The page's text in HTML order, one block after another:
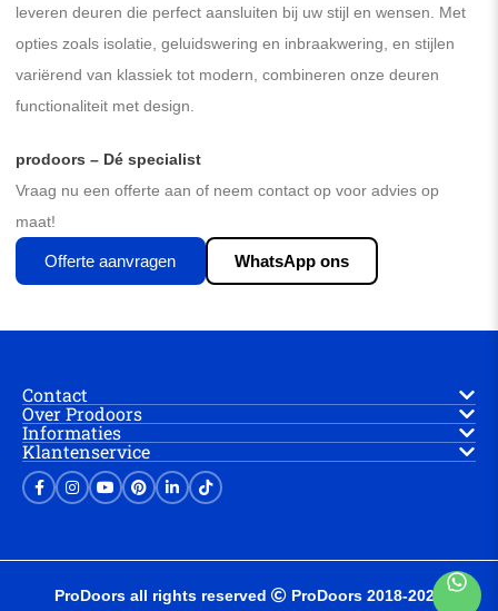
leveren deuren die perfect aansluiten bij uw stijl en wensen. Met
opties zoals isolatie, geluidswering en inbraakwering, en stijlen
variërend van klassiek tot modern, combineren onze deuren
functionaliteit met design.
prodoors – Dé specialist
Vraag nu een offerte aan of neem contact op voor advies op
maat!
Offerte aanvragen WhatsApp ons
Contact
Over Prodoors
Informaties
Klantenservice
ProDoors all rights reserved
ProDoors 2018-2025